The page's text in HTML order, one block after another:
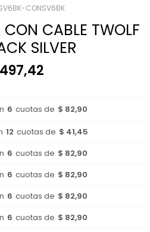
CONSV6BK
CABLE TWOLF
SILVER
497,42
6 cuotas de $ 82,90
12 cuotas de $ 41,45
6 cuotas de $ 82,90
6 cuotas de $ 82,90
6 cuotas de $ 82,90
6 cuotas de $ 82,90